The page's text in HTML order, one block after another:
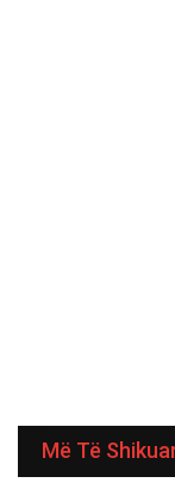
Më Të